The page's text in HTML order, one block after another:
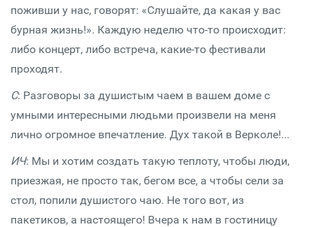
поживши у нас, говорят: «Слушайте, да какая у вас
бурная жизнь!». Каждую неделю что-то происходит:
либо концерт, либо встреча, какие-то фестивали
проходят.
С: Разговоры за душистым чаем в вашем доме с
умными интересными людьми произвели на меня
лично огромное впечатление. Дух такой в Верколе!...
ИЧ: Мы и хотим создать такую теплоту, чтобы люди,
приезжая, не просто так, бегом все, а чтобы сели за
стол, попили душистого чаю. Не того вот, из
пакетиков, а настоящего! Вчера к нам в гостиницу